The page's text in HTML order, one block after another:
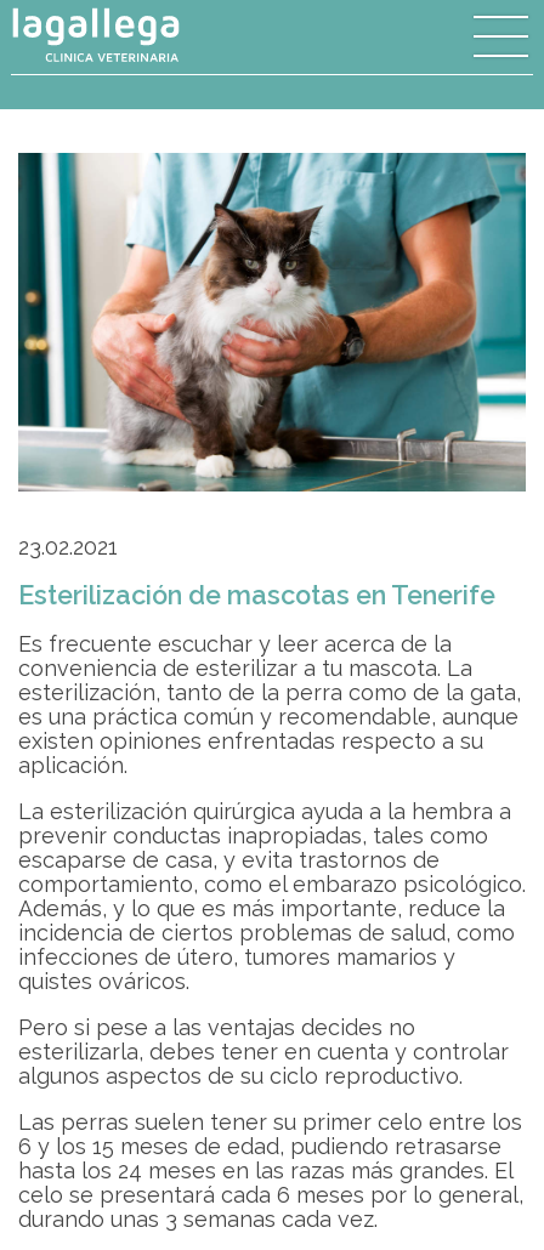
23.02.2021
Esterilización de mascotas en Tenerife
Es frecuente escuchar y leer acerca de la
conveniencia de esterilizar a tu mascota. La
esterilización, tanto de la perra como de la gata,
es una práctica común y recomendable, aunque
existen opiniones enfrentadas respecto a su
aplicación.
La esterilización quirúrgica ayuda a la hembra a
prevenir conductas inapropiadas, tales como
escaparse de casa, y evita trastornos de
comportamiento, como el embarazo psicológico.
Además, y lo que es más importante, reduce la
incidencia de ciertos problemas de salud, como
infecciones de útero, tumores mamarios y
quistes ováricos.
Pero si pese a las ventajas decides no
esterilizarla, debes tener en cuenta y controlar
algunos aspectos de su ciclo reproductivo.
Las perras suelen tener su primer celo entre los
6 y los 15 meses de edad, pudiendo retrasarse
hasta los 24 meses en las razas más grandes. El
celo se presentará cada 6 meses por lo general,
durando unas 3 semanas cada vez.